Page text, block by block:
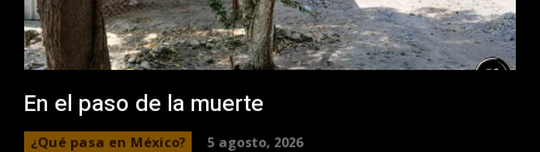
En el paso de la muerte
¿Qué pasa en México? 5 agosto, 2026